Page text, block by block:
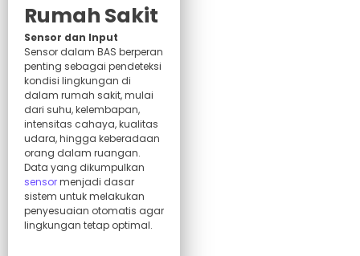
Rumah Sakit
Sensor dan Input
Sensor dalam BAS berperan
penting sebagai pendeteksi
kondisi lingkungan di
dalam rumah sakit, mulai
dari suhu, kelembapan,
intensitas cahaya, kualitas
udara, hingga keberadaan
orang dalam ruangan.
Data yang dikumpulkan
sensormenjadi dasar
sistem untuk melakukan
penyesuaian otomatis agar
lingkungan tetap optimal.